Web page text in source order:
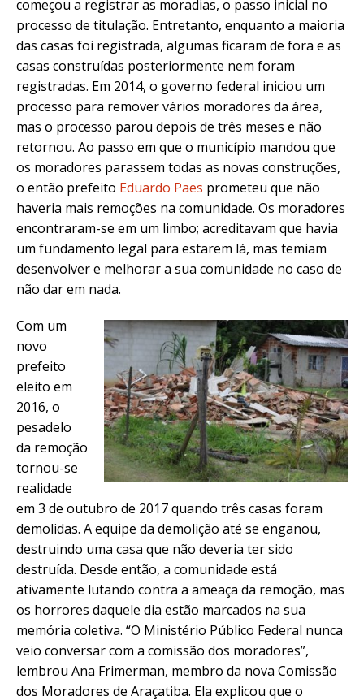
começou a registrar as moradias, o passo inicial no
processo de titulação. Entretanto, enquanto a maioria
das casas foi registrada, algumas ficaram de fora e as
casas construídas posteriormente nem foram
registradas. Em 2014, o governo federal iniciou um
processo para remover vários moradores da área,
mas o processo parou depois de três meses e não
retornou. Ao passo em que o município mandou que
os moradores parassem todas as novas construções,
o então prefeito Eduardo Paes prometeu que não
haveria mais remoções na comunidade. Os moradores
encontraram-se em um limbo; acreditavam que havia
um fundamento legal para estarem lá, mas temiam
desenvolver e melhorar a sua comunidade no caso de
não dar em nada.
Com um
novo
prefeito
eleito em
2016, o
pesadelo
da remoção
tornou-se
realidade
em 3 de outubro de 2017 quando três casas foram
demolidas. A equipe da demolição até se enganou,
destruindo uma casa que não deveria ter sido
destruída. Desde então, a comunidade está
ativamente lutando contra a ameaça da remoção, mas
os horrores daquele dia estão marcados na sua
memória coletiva. “O Ministério Público Federal nunca
veio conversar com a comissão dos moradores”,
lembrou Ana Frimerman, membro da nova Comissão
dos Moradores de Araçatiba. Ela explicou que o